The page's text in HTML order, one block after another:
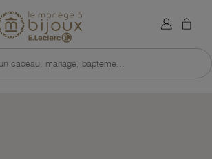
Retour à l'accueil du site
cadeau, mariage, baptême...
×